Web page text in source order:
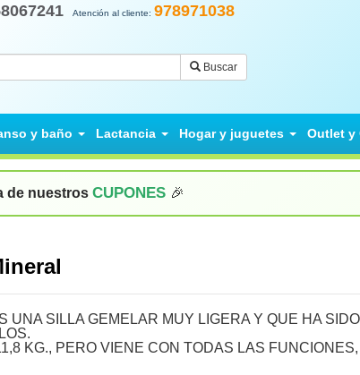
Atención al cliente: 978971038
Buscar
y baño Lactancia Hogar y juguetes Outlet y
de nuestros CUPONES 🎉
UNA SILLA GEMELAR MUY LIGERA Y QUE HA
KG., PERO VIENE CON TODAS LAS